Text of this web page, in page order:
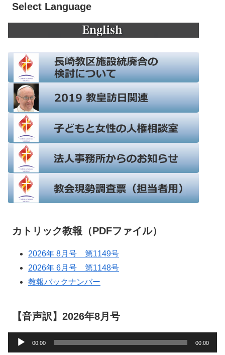
Select Language
カトリック教報（PDFファイル）
2026年 8月号 第1149号
2026年 6月号 第1148号
教報バックナンバー
【音声訳】2026年8月号
声
00:00 00:00